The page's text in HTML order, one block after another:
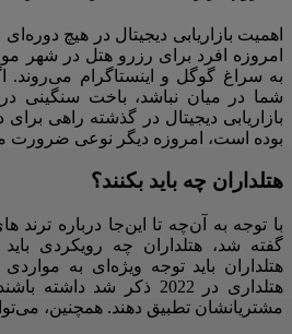
اهمیت بازاریابی دیجیتال در هیچ
امروزه افرد برای رزرو هتل در شهر
به سراغ گوگل و اینستاگرام می‌روند.
شما در میان نباشد، باخت سنگینی در
بازاریابی دیجیتال در گذشته راهی
بوده است، امروزه دیگر نوعی
هتلداران چه باید بکنند؟
گفته شد، هتلداران چه رویکردی
هتلداران باید توجه ویژه‌ای به
هتلداری در 2022 ذکر شد
مشتریانشان تطبیق دهند. همچنین،